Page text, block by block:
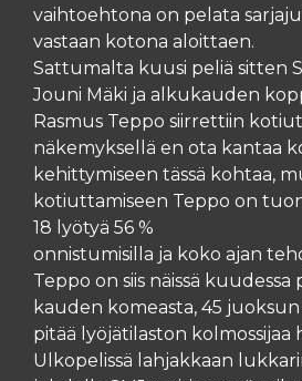
vaihtoehtona on pelata
vastaan kotona aloittaen.
Sattumalta kuusi peliä sitten
Jouni Mäki ja alkukauden
Rasmus Teppo siirrettiin
näkemyksellä en ota kantaa
kehittymiseen tässä kohtaa,
kotiuttamiseen Teppo on
18 lyötyä 56 %
onnistumisilla ja koko ajan
Teppo on siis näissä kuudessa
kauden komeasta, 45
pitää lyöjätilaston kolmossijaa
Ulkopelissä lahjakkaan